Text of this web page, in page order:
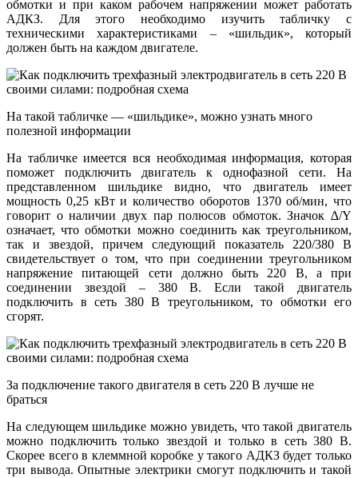
обмотки и при каком рабочем напряжении может работать
АДКЗ. Для этого необходимо изучить табличку с
техническими характеристиками – «шильдик», который
должен быть на каждом двигателе.
На такой табличке — «шильдике», можно узнать много
полезной информации
На табличке имеется вся необходимая информация, которая
поможет подключить двигатель к однофазной сети. На
представленном шильдике видно, что двигатель имеет
мощность 0,25 кВт и количество оборотов 1370 об/мин, что
говорит о наличии двух пар полюсов обмоток. Значок ∆/Y
означает, что обмотки можно соединить как треугольником,
так и звездой, причем следующий показатель 220/380 В
свидетельствует о том, что при соединении треугольником
напряжение питающей сети должно быть 220 В, а при
соединении звездой – 380 В. Если такой двигатель
подключить в сеть 380 В треугольником, то обмотки его
сгорят.
За подключение такого двигателя в сеть 220 В лучше не
браться
На следующем шильдике можно увидеть, что такой двигатель
можно подключить только звездой и только в сеть 380 В.
Скорее всего в клеммной коробке у такого АДКЗ будет только
три вывода. Опытные электрики смогут подключить и такой